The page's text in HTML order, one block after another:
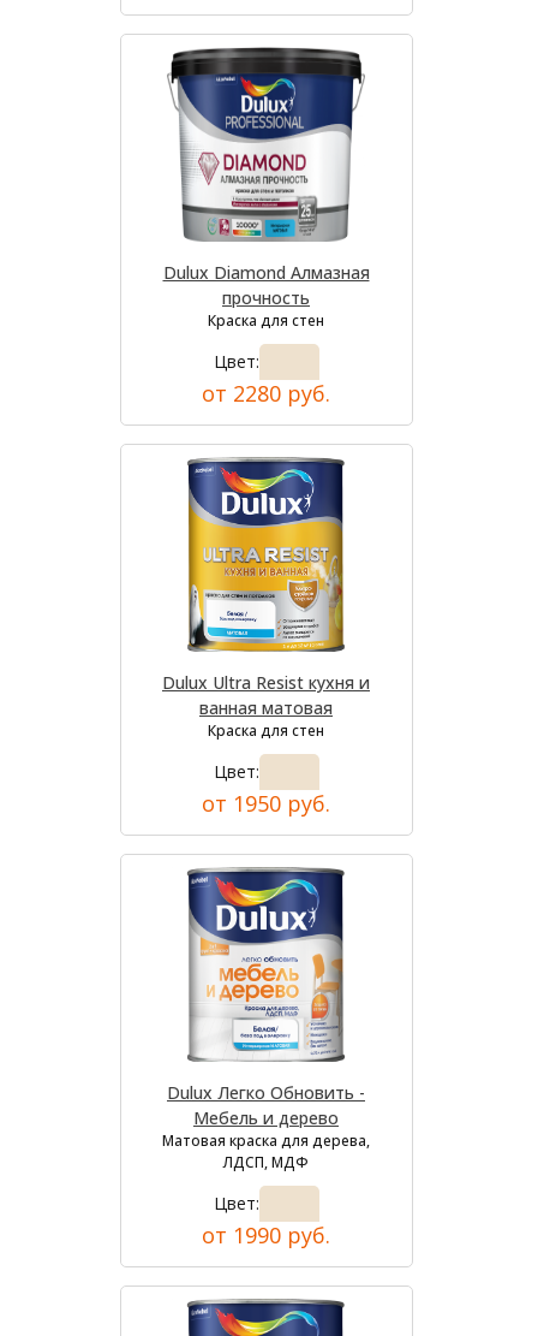
Dulux Diamond Алмазная
прочность
Краска для стен
Цвет:
от 2280 руб.
Dulux Ultra Resist кухня и
ванная матовая
Краска для стен
Цвет:
от 1950 руб.
Dulux Легко Обновить -
Мебель и дерево
Матовая краска для дерева,
ЛДСП, МДФ
Цвет:
от 1990 руб.